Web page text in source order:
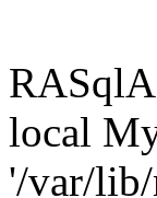
local
'/var/